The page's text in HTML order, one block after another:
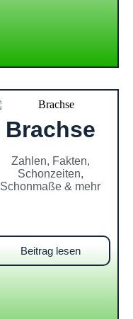
Brachse
Zahlen, Fakten,
Schonzeiten,
Schonmaße & mehr
Beitrag lesen